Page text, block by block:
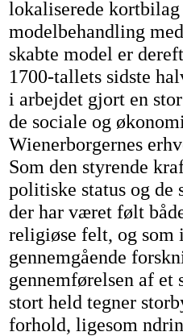
lokaliserede
modelbehandling
skabte model er
1700-tallets sidste
i arbejdet gjort en
de sociale og
Wienerborgernes
Som den styrende
politiske status og de
der har været følt
religiøse felt, og som
gennemgående
gennemførelsen af et
stort held tegner
forhold, ligesom